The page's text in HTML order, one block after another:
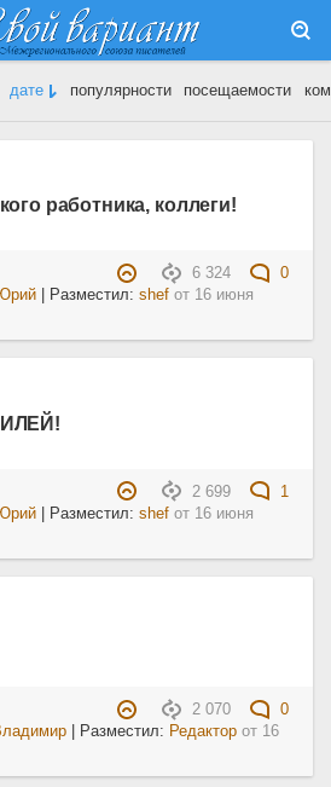
дате популярности посещаемости
работника, коллеги!
6 324
0
| Разместил:shef от 16 июня
2 699
1
| Разместил:shef от 16 июня
2 070
0
| Разместил: Редактор от 16